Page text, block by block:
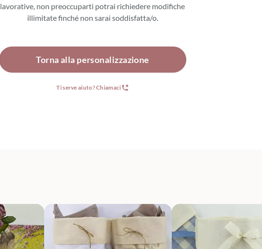
lavorative, non preoccuparti potrai richiedere modifiche
illimitate finché non sarai soddisfatta/o.
Torna alla personalizzazione
Ti serve aiuto? Chiamaci